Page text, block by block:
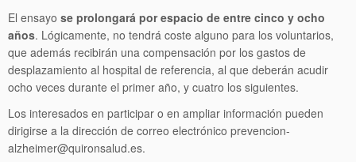
El ensayo se prolongará por espacio de entre cinco y ocho
años. Lógicamente, no tendrá coste alguno para los voluntarios,
que además recibirán una compensación por los gastos de
desplazamiento al hospital de referencia, al que deberán acudir
ocho veces durante el primer año, y cuatro los siguientes.
Los interesados en participar o en ampliar información pueden
dirigirse a la dirección de correo electrónico prevencion-
alzheimer@quironsalud.es.